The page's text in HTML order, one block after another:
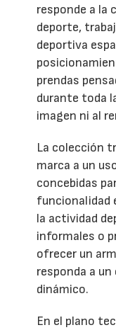
responde a la
deporte,
deportiva
prendas
durante toda
imagen ni al
La colección
marca a un
concebidas
funcionalidad
la actividad
informales o
ofrecer un
responda a
dinámico.
En el plano